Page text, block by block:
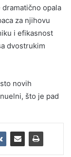
opala
za njihovu
i efikasnost
dvostrukim
novih
što je pad